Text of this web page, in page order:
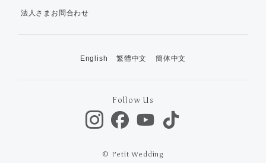
法人さまお問合わせ
English 繁體中文 簡体中文
Follow Us
© Petit Wedding